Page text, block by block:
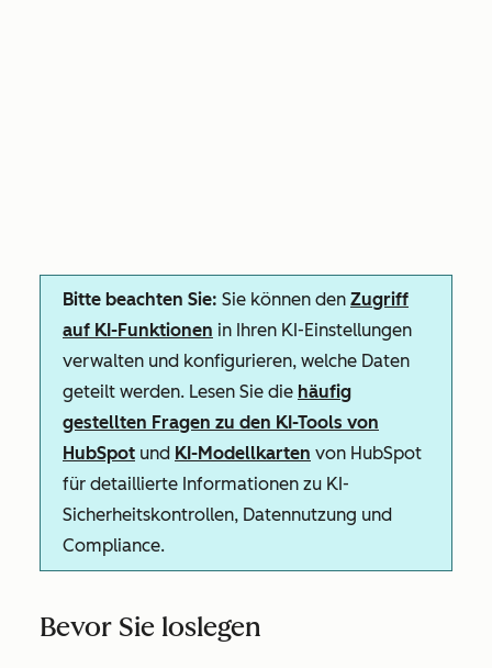
Bitte beachten Sie: Sie können den Zugriff
auf KI-Funktionen in Ihren KI-Einstellungen
verwalten und konfigurieren, welche Daten
geteilt werden. Lesen Sie die häufig
gestellten Fragen zu den KI-Tools von
HubSpot und KI-Modellkarten von HubSpot
für detaillierte Informationen zu KI-
Sicherheitskontrollen, Datennutzung und
Compliance.
Bevor Sie loslegen